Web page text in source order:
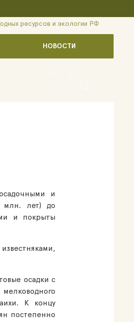
НОВОСТИ
ресурсов и экологии РФ
и
млн. лет) до
и покрыты
осадки с
К концу
постепенно